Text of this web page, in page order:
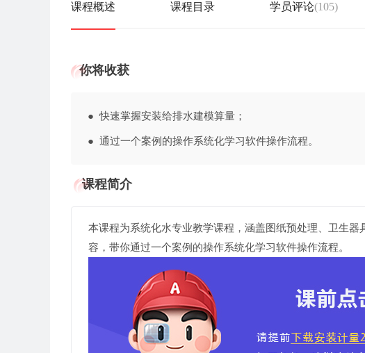
课程概述 课程目录 学员评论(105)
你将收获
● 快速掌握安装给排水建模算量；
● 通过一个案例的操作系统化学习软件操作流程。
课程简介
本课程为系统化水专业教学课程，涵盖图纸预处理、卫生
容，带你通过一个案例的操作系统化学习软件操作流程。